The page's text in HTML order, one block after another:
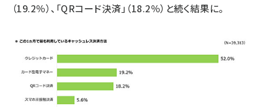
（19.2％）、「QRコード決済」（18.2％）と続く結果に。